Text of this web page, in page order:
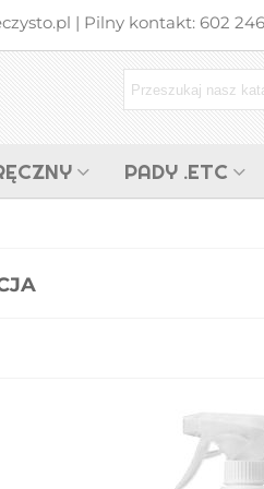
| Pilny kontakt: 602
PADY .ETC
(brutto)
BLUE KLEEN
Uniwersalny